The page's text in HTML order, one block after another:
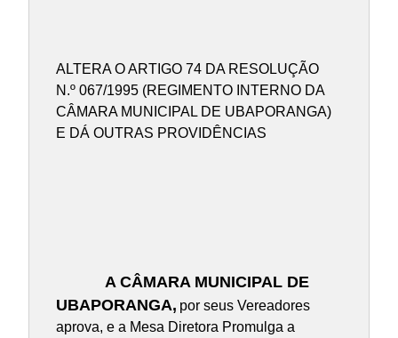
ALTERA O ARTIGO 74 DA RESOLUÇÃO
N.º 067/1995 (REGIMENTO INTERNO DA
CÂMARA MUNICIPAL DE UBAPORANGA)
E DÁ OUTRAS PROVIDÊNCIAS
A CÂMARA MUNICIPAL DE
UBAPORANGA,por seus Vereadores
aprova, e a Mesa Diretora Promulga a